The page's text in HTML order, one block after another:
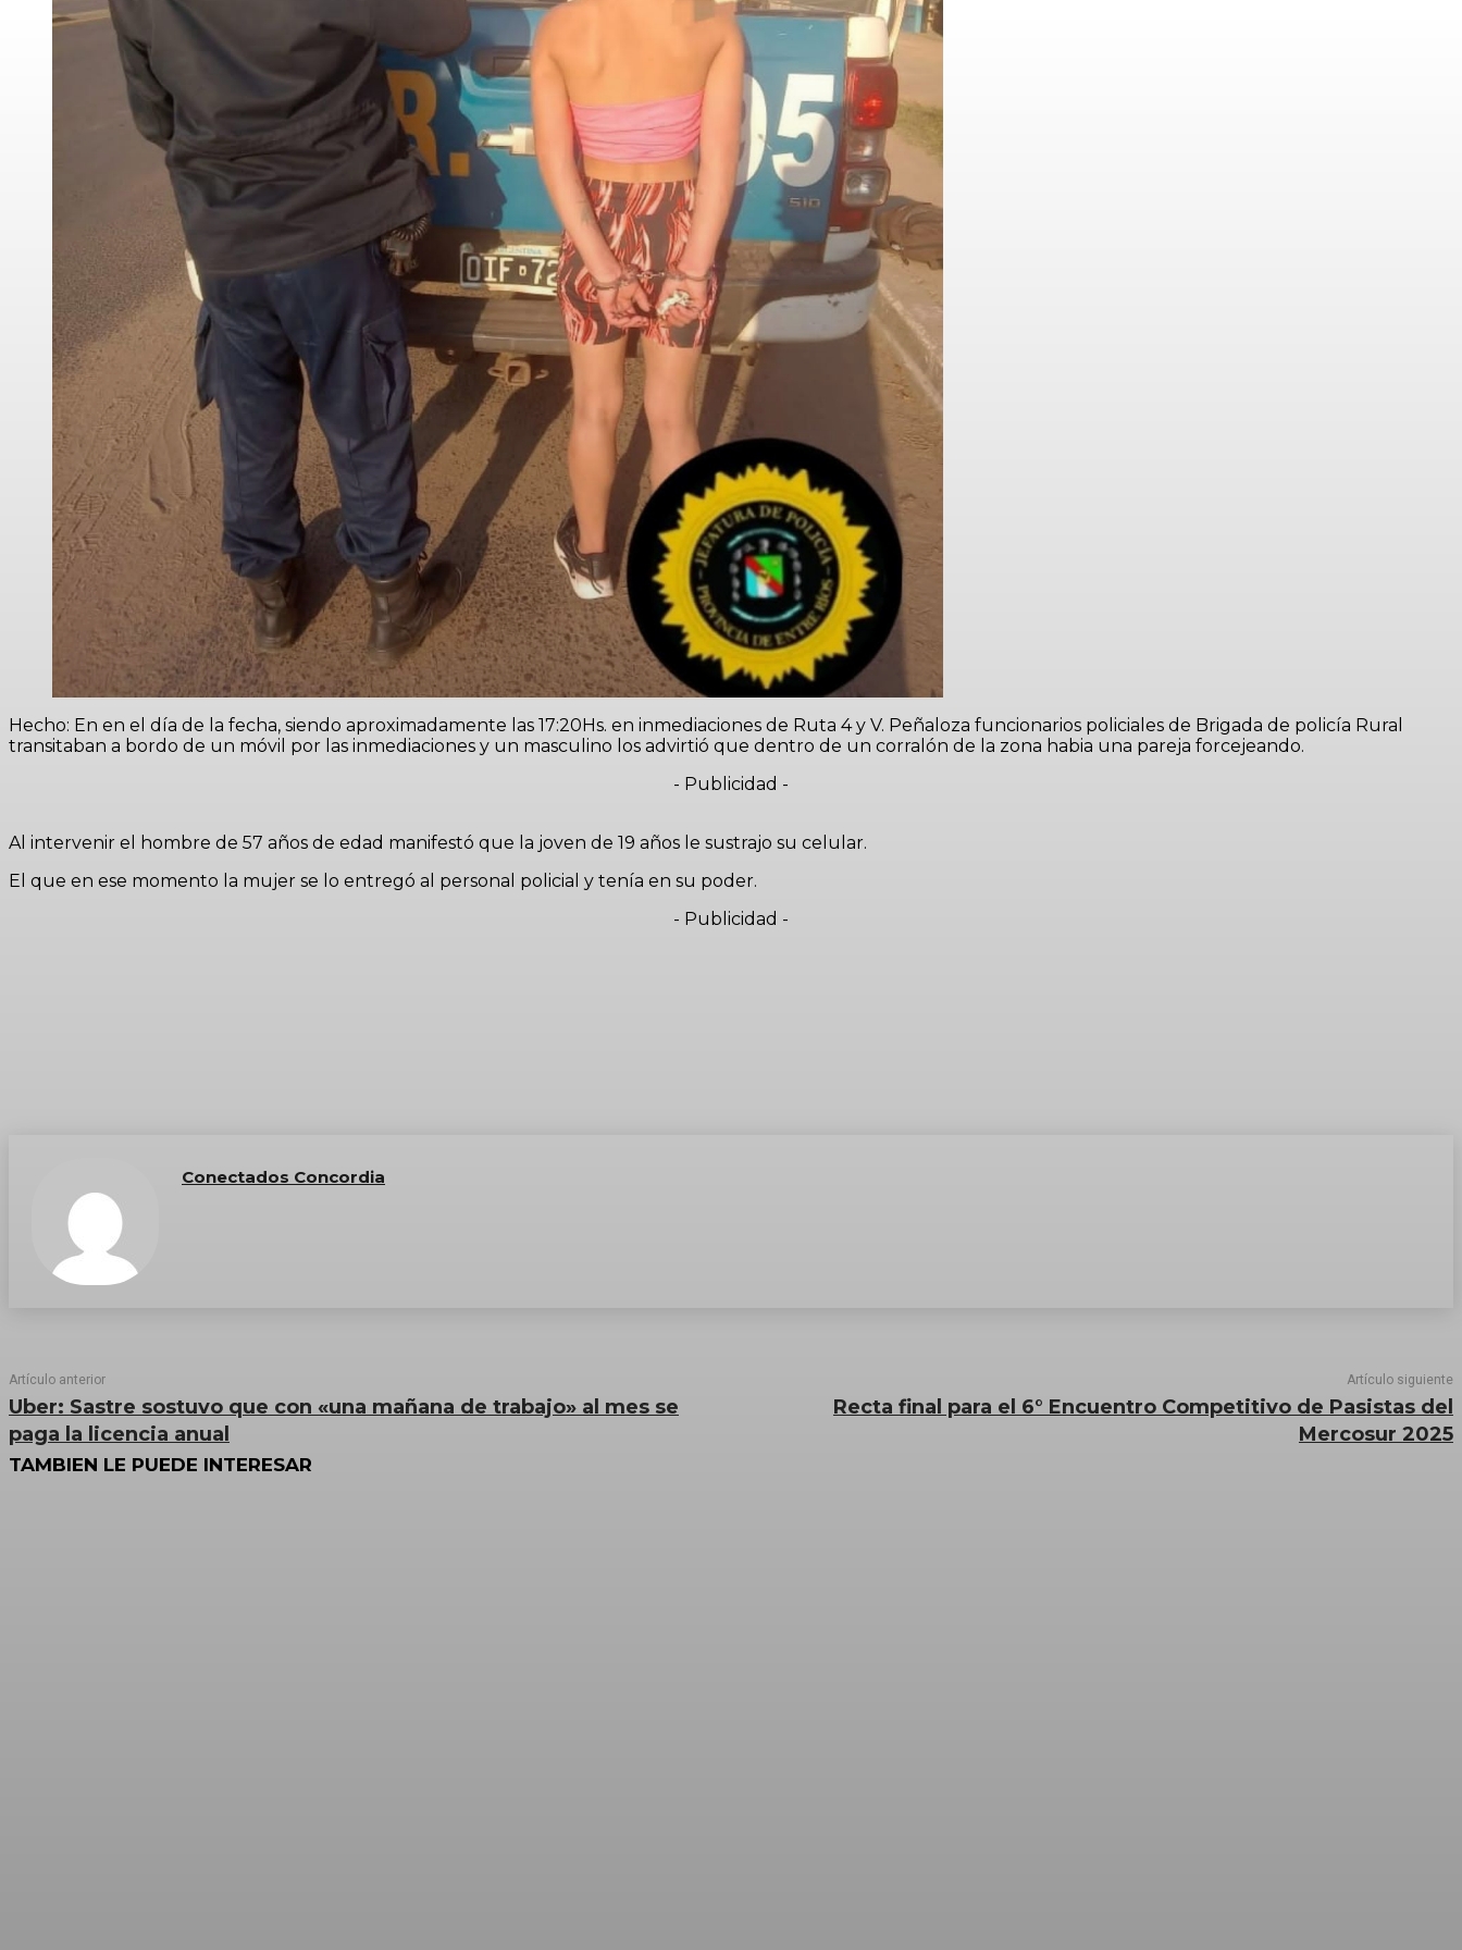
Hecho: En en el día de la fecha, siendo aproximadamente las 17:20Hs. en inmediaciones de Ruta 4 y V. Peñaloza funcionarios policiales de Brigada de policía Rural
transitaban a bordo de un móvil por las inmediaciones y un masculino los advirtió que dentro de un corralón de la zona habia una pareja forcejeando.
- Publicidad -
Al intervenir el hombre de 57 años de edad manifestó que la joven de 19 años le sustrajo su celular.
El que en ese momento la mujer se lo entregó al personal policial y tenía en su poder.
- Publicidad -
Conectados Concordia
Artículo anterior
Uber: Sastre sostuvo que con «una mañana de trabajo» al mes se
paga la licencia anual
Artículo siguiente
Recta final para el 6° Encuentro Competitivo de Pasistas del
Mercosur 2025
TAMBIEN LE PUEDE INTERESAR